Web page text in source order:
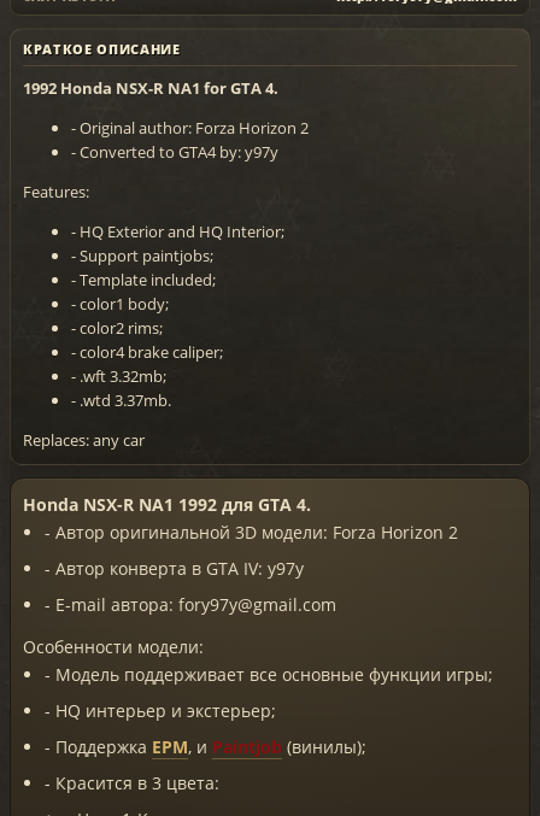
КРАТКОЕ ОПИСАНИЕ
1992 Honda NSX-R NA1 for GTA 4.
- Original author: Forza Horizon 2
- Converted to GTA4 by: y97y
Features:
- HQ Exterior and HQ Interior;
- Support paintjobs;
- Template included;
- color1 body;
- color2 rims;
- color4 brake caliper;
- .wft 3.32mb;
- .wtd 3.37mb.
Replaces: any car
Honda NSX-R NA1 1992 для GTA 4.
- Автор оригинальной 3D модели: Forza Horizon 2
- Автор конверта в GTA IV: y97y
- E-mail автора: fory97y@gmail.com
Особенности модели:
- Модель поддерживает все основные функции игры;
- HQ интерьер и экстерьер;
- Поддержка EPM, и Paintjob (винилы);
- Красится в 3 цвета: